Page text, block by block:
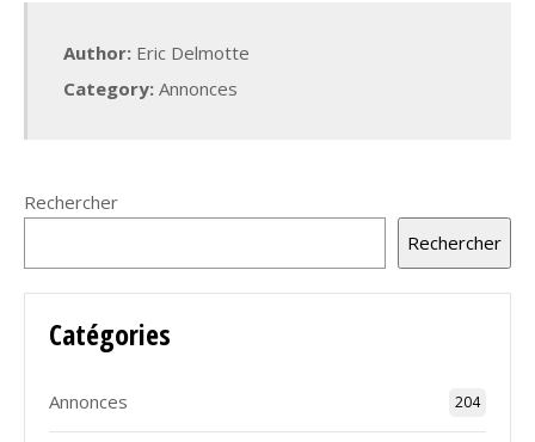
Author: Eric Delmotte
Category: Annonces
Rechercher
Rechercher
Catégories
Annonces 204